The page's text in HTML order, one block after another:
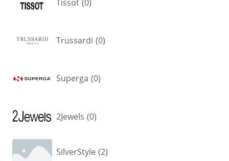
Tissot (0)
Trussardi (0)
Superga (0)
2Jewels (0)
SilverStyle (2)